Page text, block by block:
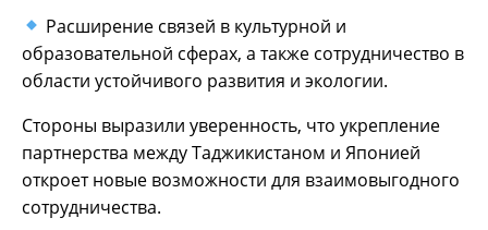
Расширение связей в культурной и
образовательной сферах, а также сотрудничество в
области устойчивого развития и экологии.
Стороны выразили уверенность, что укрепление
партнерства между Таджикистаном и Японией
откроет новые возможности для взаимовыгодного
сотрудничества.